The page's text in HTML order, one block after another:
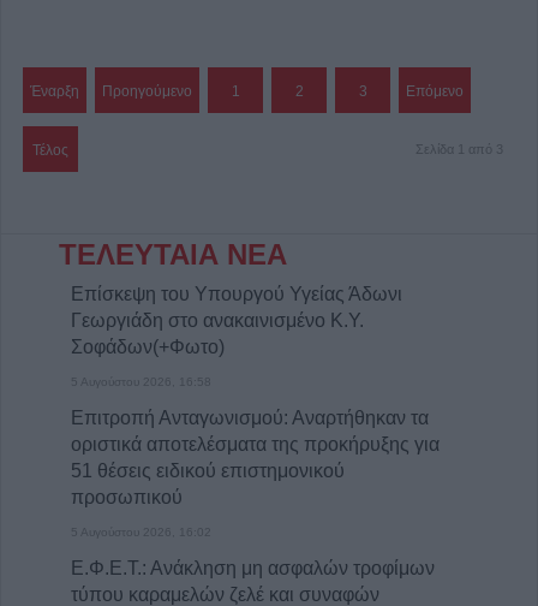
Έναρξη Προηγούμενο 1 2 3 Επόμενο
Τέλος Σελίδα 1 από 3
ΤΕΛΕΥΤΑΙΑ ΝΕΑ
Επίσκεψη του Υπουργού Υγείας Άδωνι
Γεωργιάδη στο ανακαινισμένο Κ.Y.
Σοφάδων(+Φωτο)
5 Αυγούστου 2026, 16:58
Επιτροπή Ανταγωνισμού: Αναρτήθηκαν τα
οριστικά αποτελέσματα της προκήρυξης για
51 θέσεις ειδικού επιστημονικού
προσωπικού
5 Αυγούστου 2026, 16:02
Ε.Φ.Ε.Τ.: Ανάκληση μη ασφαλών τροφίμων
τύπου καραμελών ζελέ και συναφών